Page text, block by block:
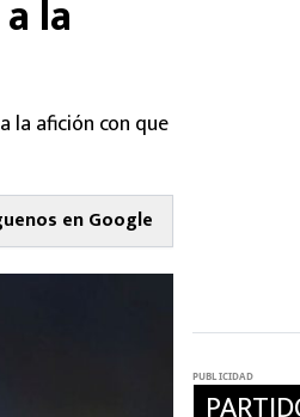
NBA
la
la afición con que
en Google